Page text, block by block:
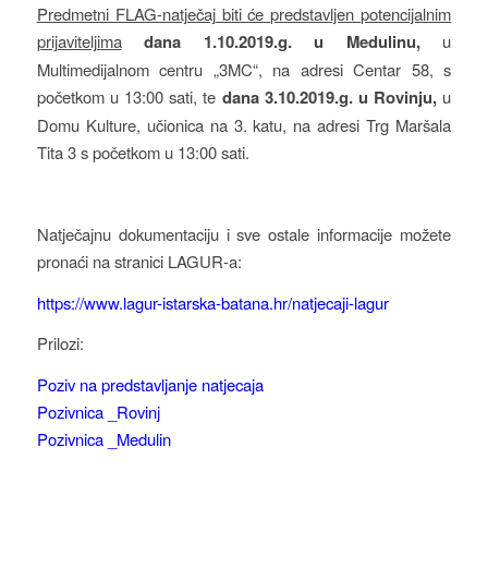
Predmetni FLAG-natječaj biti će predstavljen potencijalnim
prijaviteljima
dana 1.10.2019.g. u Medulinu, u
Multimedijalnom centru „3MC“, na adresi Centar 58, s
početkom u 13:00 sati, te dana 3.10.2019.g. u Rovinju, u
Domu Kulture, učionica na 3. katu, na adresi Trg Maršala
Tita 3 s početkom u 13:00 sati.
Natječajnu dokumentaciju i sve ostale informacije možete
pronaći na stranici LAGUR-a:
https://www.lagur-istarska-batana.hr/natjecaji-lagur
Prilozi:
Poziv na predstavljanje natjecaja
Pozivnica _Rovinj
Pozivnica _Medulin